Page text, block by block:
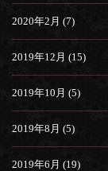
2020年2月 (7)
2019年12月 (15)
2019年10月 (5)
2019年8月 (5)
2019年6月 (19)